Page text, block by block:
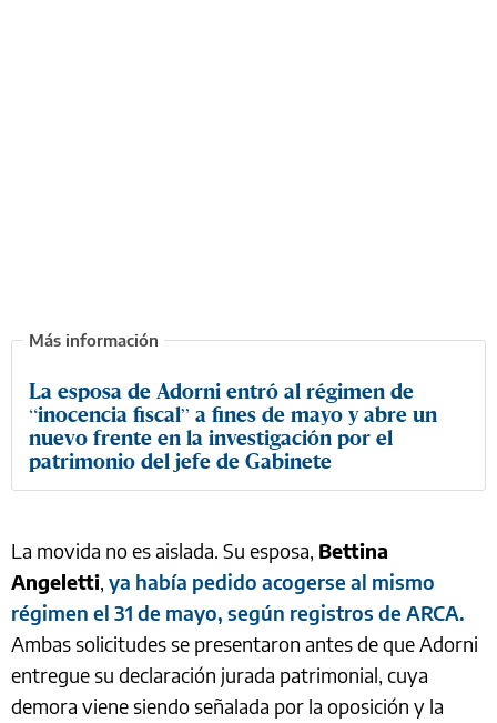
La esposa de Adorni entró al régimen de
“inocencia fiscal” a fines de mayo y abre un
nuevo frente en la investigación por el
patrimonio del jefe de Gabinete
La movida no es aislada. Su esposa, Bettina
Angeletti, ya había pedido acogerse al mismo
régimen el 31 de mayo, según registros de ARCA.
Ambas solicitudes se presentaron antes de que Adorni
entregue su declaración jurada patrimonial, cuya
demora viene siendo señalada por la oposición y la